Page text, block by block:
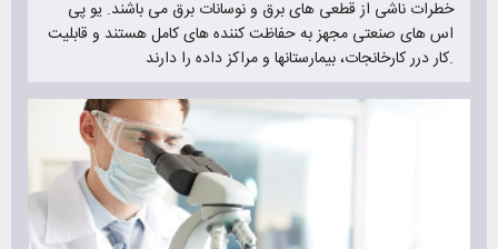
فروش یو پی اس های برندهای مطرح و نام آشنا
محصولات بسیار باکیفیت
قیمت یو پی اس و باتری یو پی اس مناسب
ارسال به تمام نقاط کشور
فروش انواع یو پی اس های تکفاز و سه فاز
خطرات ناشی از قطعی های برق و نوسانات برق می باشند. یو پی
اس های صنعتی مجهز به حفاظت کننده های کامل هستند و قابلیت
کار درر کارخانجات، بیمارستانها و مراکز داده را دارند.